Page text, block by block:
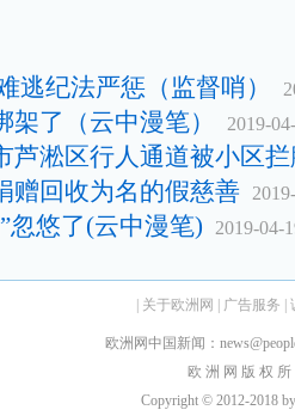
逃纪法严惩（监督哨）
架了（云中漫笔） 2019-
芦淞区行人通道被小区
赠回收为名的假慈善
忽悠了(云中漫笔) 2019-04-
关于欧洲网 广告服务
欧洲网中国新闻：
欧 洲 网 版 权
Copyright © 2012-2018